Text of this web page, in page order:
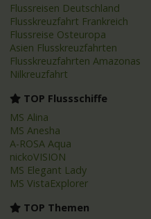
Flussreisen Deutschland
Flusskreuzfahrt Frankreich
Flussreise Osteuropa
Asien Flusskreuzfahrten
Flusskreuzfahrten Amazonas
Nilkreuzfahrt
TOP Flussschiffe
MS Alina
MS Anesha
A-ROSA Aqua
nickoVISION
MS Elegant Lady
MS VistaExplorer
TOP Themen